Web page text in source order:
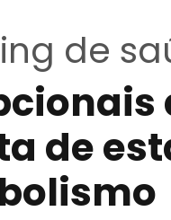
de
de